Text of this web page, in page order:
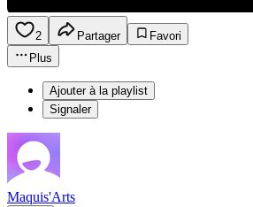
2 Partager
Favori
Plus
Ajouter à la playlist
Signaler
Maquis'Arts